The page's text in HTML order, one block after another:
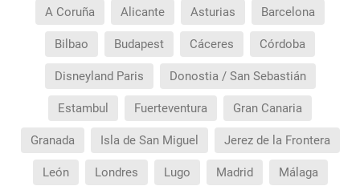
A Coruña Alicante Asturias Barcelona
Bilbao Budapest Cáceres Córdoba
Disneyland Paris Donostia / San Sebastián
Estambul Fuerteventura Gran Canaria
Granada Isla de San Miguel Jerez de la Frontera
León Londres Lugo Madrid Málaga